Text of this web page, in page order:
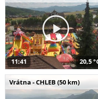
11:41 20,5
Vrátna - CHLEB (50 km)